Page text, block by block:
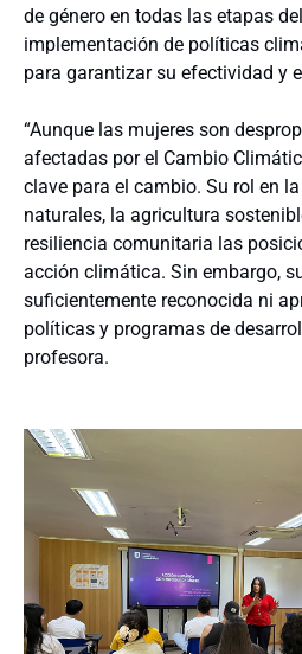
de género en todas las etapas
implementación de políticas
para garantizar su efectividad y
“Aunque las mujeres son
afectadas por el Cambio
clave para el cambio. Su rol en
naturales, la agricultura
resiliencia comunitaria las
acción climática. Sin embargo,
suficientemente reconocida ni
políticas y programas de
profesora.